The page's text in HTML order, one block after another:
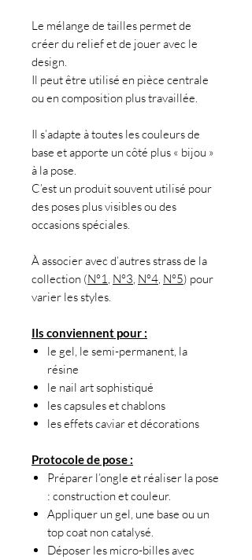
Le mélange de tailles permet de
créer du relief et de jouer avec le
design.
Il peut être utilisé en pièce centrale
ou en composition plus travaillée.
Il s’adapte à toutes les couleurs de
base et apporte un côté plus « bijou »
à la pose.
C’est un produit souvent utilisé pour
des poses plus visibles ou des
occasions spéciales.
À associer avec d’autres strass de la
collection (N°1, N°3, N°4, N°5) pour
varier les styles.
Ils conviennent pour :
le gel, le semi-permanent, la
résine
le nail art sophistiqué
les capsules et chablons
les effets caviar et décorations
Protocole de pose :
Préparer l’ongle et réaliser la pose
: construction et couleur.
Appliquer un gel, une base ou un
top coat non catalysé.
Déposer les micro-billes avec